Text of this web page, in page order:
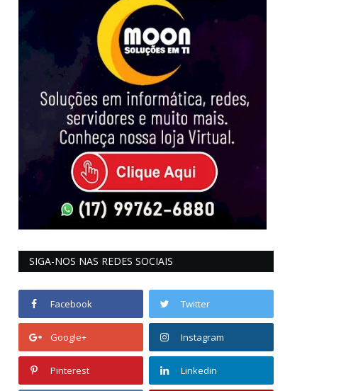
SIGA-NOS NAS REDES SOCIAIS
Facebook Twitter
Google+ Instagram
Pinterest Linkedin